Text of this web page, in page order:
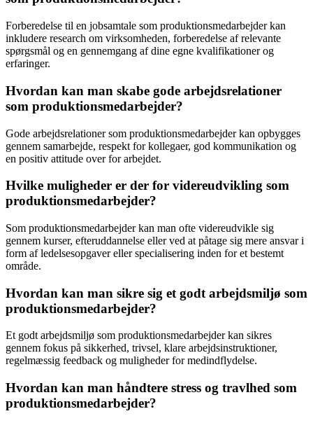
Forberedelse til en jobsamtale som produktionsmedarbejder kan
inkludere research om virksomheden, forberedelse af relevante
spørgsmål og en gennemgang af dine egne kvalifikationer og
erfaringer.
Hvordan kan man skabe gode arbejdsrelationer
som produktionsmedarbejder?
Gode arbejdsrelationer som produktionsmedarbejder kan opbygges
gennem samarbejde, respekt for kollegaer, god kommunikation og
en positiv attitude over for arbejdet.
Hvilke muligheder er der for videreudvikling som
produktionsmedarbejder?
Som produktionsmedarbejder kan man ofte videreudvikle sig
gennem kurser, efteruddannelse eller ved at påtage sig mere ansvar i
form af ledelsesopgaver eller specialisering inden for et bestemt
område.
Hvordan kan man sikre sig et godt arbejdsmiljø som
produktionsmedarbejder?
Et godt arbejdsmiljø som produktionsmedarbejder kan sikres
gennem fokus på sikkerhed, trivsel, klare arbejdsinstruktioner,
regelmæssig feedback og muligheder for medindflydelse.
Hvordan kan man håndtere stress og travlhed som
produktionsmedarbejder?